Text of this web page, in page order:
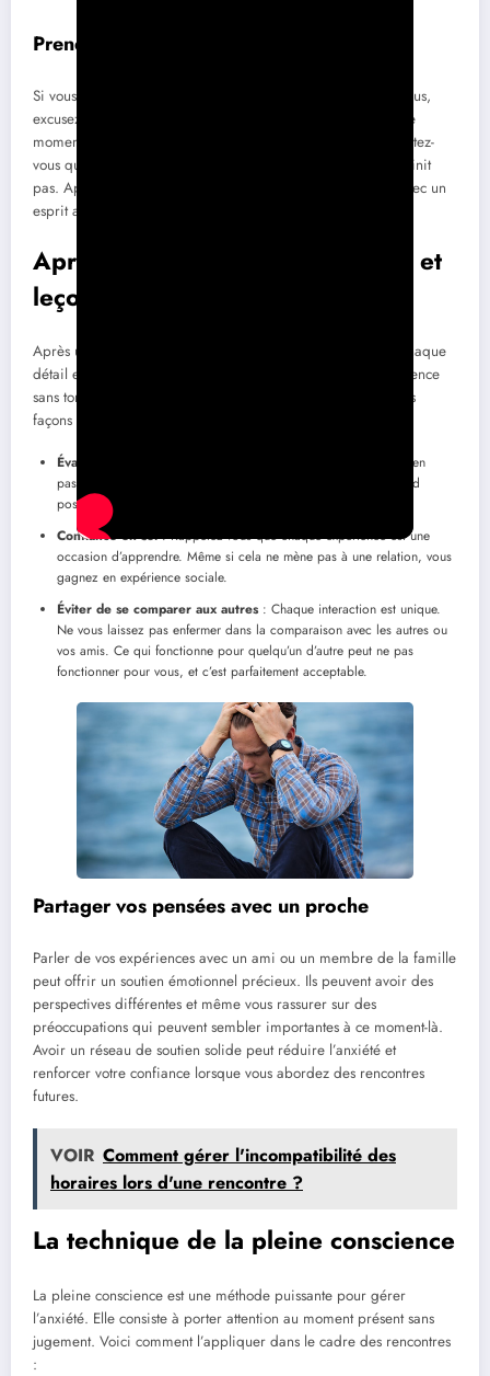
Prendre des pauses
Si vous ressentez une montée d’anxiété pendant le rendez-vous,
excusez-vous brièvement pour prendre une pause. Utilisez ce
moment pour respirer profondément et vous recentrer. Répétez-
vous que c’est normal d’être nerveux et que cela ne vous définit
pas. Après cette courte pause, retournez à la conversation avec un
esprit apaisé.
Après le rendez-vous : réflexions et
leçons
Après un rendez-vous, il peut être tentant de s’attarder sur chaque
détail et de ruminer. Il est important de réfléchir sur l’expérience
sans tomber dans le piège de la
. Voici quelques
façons de tirer des leçons sans vous faire du mal :
Évaluer objectivement le rendez-vous
: Qu’est-ce qui s’est bien
passé ? Qu’est-ce qui pourrait être amélioré ? Gardez un regard
positif et essayez d’apprendre sans vous juger durement.
Confiance en soi: Rappelez-vous que chaque expérience est une
occasion d’apprendre. Même si cela ne mène pas à une relation, vous
gagnez en expérience sociale.
Éviter de se comparer aux autres: Chaque interaction est unique.
Ne vous laissez pas enfermer dans la comparaison avec les autres ou
vos amis. Ce qui fonctionne pour quelqu’un d’autre peut ne pas
fonctionner pour vous, et c’est parfaitement acceptable.
Partager vos pensées avec un proche
Parler de vos expériences avec un ami ou un membre de la famille
peut offrir un soutien émotionnel précieux. Ils peuvent avoir des
perspectives différentes et même vous rassurer sur des
préoccupations qui peuvent sembler importantes à ce moment-là.
Avoir un réseau de soutien solide peut réduire l’anxiété et
renforcer votre confiance lorsque vous abordez des rencontres
futures.
VOIR Comment gérer l'incompatibilité des
horaires lors d'une rencontre ?
La technique de la pleine conscience
La pleine conscience est une méthode puissante pour gérer
l’anxiété. Elle consiste à porter attention au moment présent sans
jugement. Voici comment l’appliquer dans le cadre des rencontres
: